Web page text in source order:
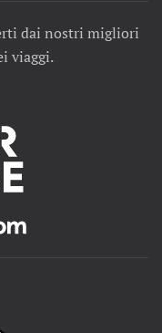
dai nostri migliori
viaggi.